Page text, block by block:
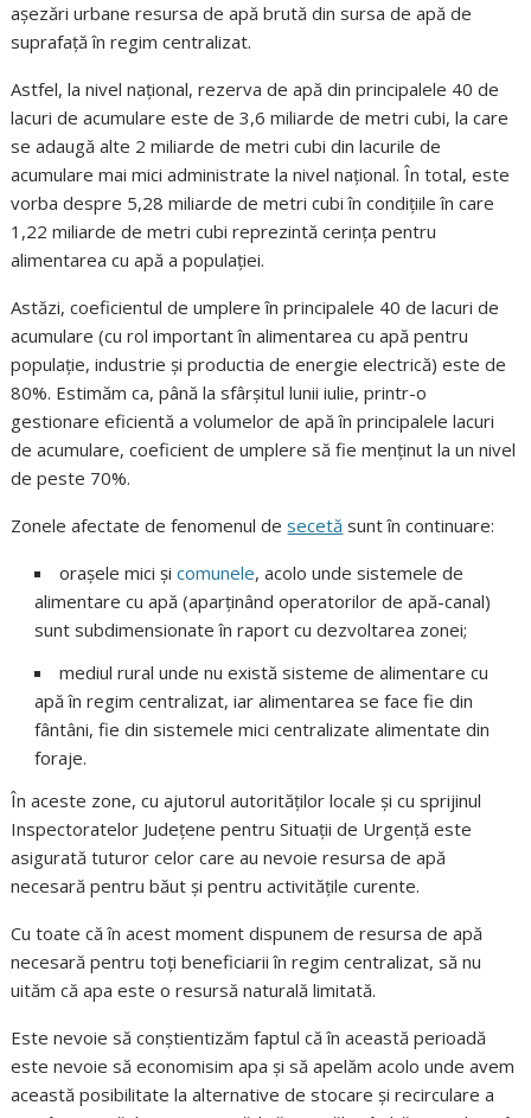
așezări urbane resursa de apă brută din sursa de apă de
suprafață în regim centralizat.
Astfel, la nivel național, rezerva de apă din principalele 40 de
lacuri de acumulare este de 3,6 miliarde de metri cubi, la care
se adaugă alte 2 miliarde de metri cubi din lacurile de
acumulare mai mici administrate la nivel național. În total, este
vorba despre 5,28 miliarde de metri cubi în condițiile în care
1,22 miliarde de metri cubi reprezintă cerința pentru
alimentarea cu apă a populației.
Astăzi, coeficientul de umplere în principalele 40 de lacuri de
acumulare (cu rol important în alimentarea cu apă pentru
populație, industrie și productia de energie electrică) este de
80%. Estimăm ca, până la sfârșitul lunii iulie, printr-o
gestionare eficientă a volumelor de apă în principalele lacuri
de acumulare, coeficient de umplere să fie menținut la un nivel
de peste 70%.
Zonele afectate de fenomenul desecetă sunt în continuare:
orașele mici șicomunele, acolo unde sistemele de
alimentare cu apă (aparținând operatorilor de apă-canal)
sunt subdimensionate în raport cu dezvoltarea zonei;
mediul rural unde nu există sisteme de alimentare cu
apă în regim centralizat, iar alimentarea se face fie din
fântâni, fie din sistemele mici centralizate alimentate din
foraje.
În aceste zone, cu ajutorul autorităților locale și cu sprijinul
Inspectoratelor Județene pentru Situații de Urgență este
asigurată tuturor celor care au nevoie resursa de apă
necesară pentru băut și pentru activitățile curente.
Cu toate că în acest moment dispunem de resursa de apă
necesară pentru toți beneficiarii în regim centralizat, să nu
uităm că apa este o resursă naturală limitată.
Este nevoie să conștientizăm faptul că în această perioadă
este nevoie să economisim apa și să apelăm acolo unde avem
această posibilitate la alternative de stocare și recirculare a